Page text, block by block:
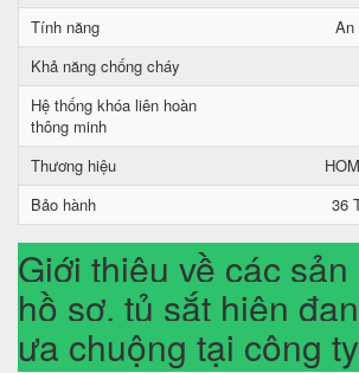
Tính năng
An
Khả năng chống cháy
Hệ thống khóa liên hoàn
thông minh
Thương hiệu
Bảo hành
36
Giới thiệu về các
hồ sơ, tủ sắt hiện
ưa chuộng tại công ty